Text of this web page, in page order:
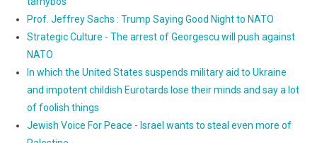
Prof. Jeffrey Sachs : Trump Saying Good Night to NATO
Strategic Culture - The arrest of Georgescu will push against
NATO
In which the United States suspends military aid to Ukraine
and impotent childish Eurotards lose their minds and say a lot
of foolish things
Jewish Voice For Peace - Israel wants to steal even more of